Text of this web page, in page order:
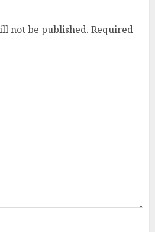
not be published. Required